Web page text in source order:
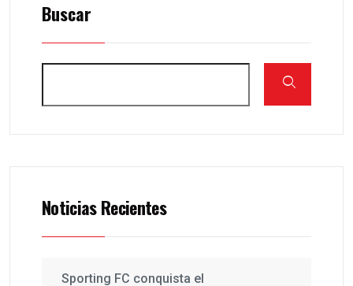
Buscar
Noticias Recientes
Sporting FC conquista el